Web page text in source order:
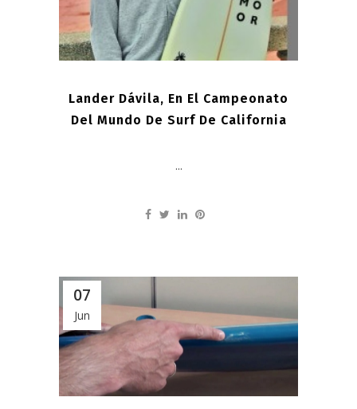
Lander Dávila, En El Campeonato
Del Mundo De Surf De California
...
07
Jun